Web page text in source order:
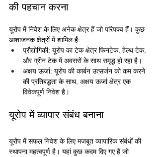
की पहचान करना
यूरोप में निवेश के लिए अनेक क्षेत्र हैं जो परिपक्व हैं। कुछ
आशाजनक क्षेत्रों में शामिल हैं:
प्रौद्योगिकी: यूरोप का टेक क्षेत्र फिनटेक, हेल्थ टेक,
और ग्रीन टेक में अवसरों के साथ समृद्ध हो रहा है।
अक्षय ऊर्जा: यूरोप की कार्बन उत्सर्जन को कम करने
की प्रतिबद्धता के साथ, अक्षय ऊर्जा क्षेत्र एक
विवेकपूर्ण निवेश है।
यूरोप में व्यापार संबंध बनाना
यूरोप में सफल निवेश के लिए मजबूत व्यापारिक संबंधों की
स्थापना महत्वपूर्ण है। यहां कुछ कदम दिए गए हैं जो